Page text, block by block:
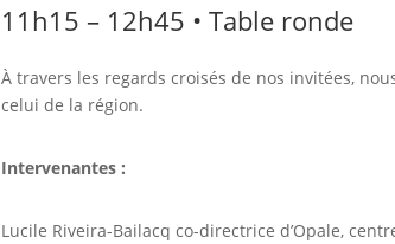
11h15 – 12h45 • Table ronde
À travers les regards croisés de nos invitées,
celui de la région.
Intervenantes :
Lucile Riveira-Bailacq co-directrice d’Opale,